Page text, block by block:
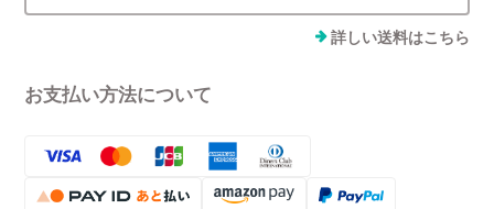
詳しい送料はこちら
お支払い方法について